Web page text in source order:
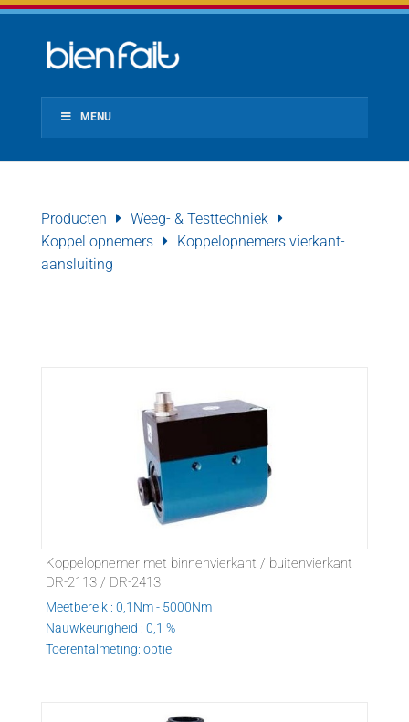
MENU
Producten
Weeg- & Testtechniek
Koppel opnemers
Koppelopnemers vierkant-
aansluiting
Koppelopnemer met binnenvierkant / buitenvierkant
DR-2113 / DR-2413
Meetbereik : 0,1Nm - 5000Nm
Nauwkeurigheid : 0,1 %
Toerentalmeting: optie